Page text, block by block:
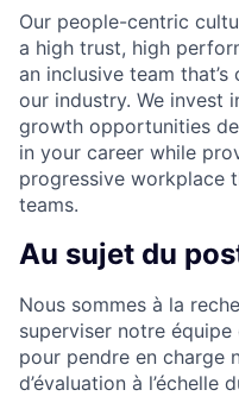
Our people-centric
a high trust, high
an inclusive team
our industry. We invest
growth opportunities
in your career while
progressive workplace
teams.
Au sujet du
Nous sommes à la
superviser notre équipe
pour pendre en charge
d’évaluation à l’échelle